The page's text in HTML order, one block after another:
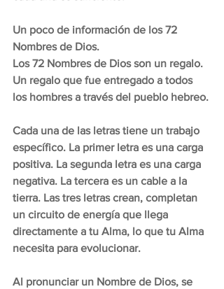
Un poco de información de los 72
Nombres de Dios.
Los 72 Nombres de Dios son un regalo.
Un regalo que fue entregado a todos
los hombres a través del pueblo hebreo.
Cada una de las letras tiene un trabajo
específico. La primer letra es una carga
positiva. La segunda letra es una carga
negativa. La tercera es un cable a la
tierra. Las tres letras crean, completan
un circuito de energía que llega
directamente a tu Alma, lo que tu Alma
necesita para evolucionar.
Al pronunciar un Nombre de Dios, se